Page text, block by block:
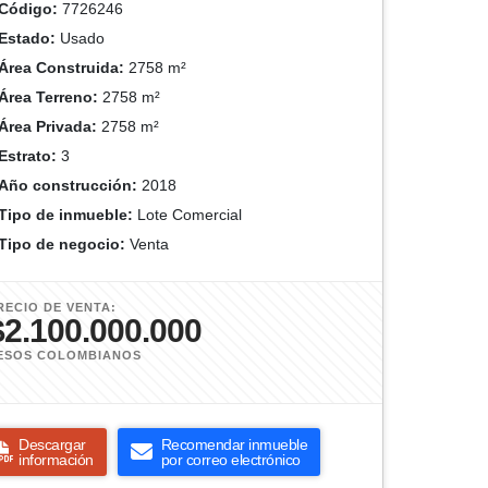
7726246
Usado
Construida: 2758 m²
Terreno: 2758 m²
Privada: 2758 m²
3
construcción: 2018
de inmueble: Lote Comercial
de negocio: Venta
DE VENTA:
COLOMBIANOS
Descargar
información
Recomendar inmueble
por correo electrónico